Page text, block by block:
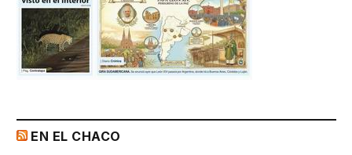
EN EL CHACO